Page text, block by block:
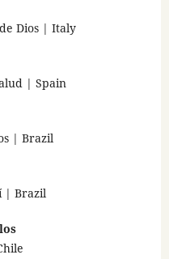
Dios | Italy
| Spain
| Brazil
| Brazil